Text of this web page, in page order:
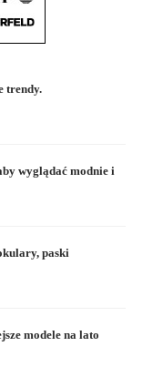
trendy.
wyglądać modnie i
paski
modele na lato